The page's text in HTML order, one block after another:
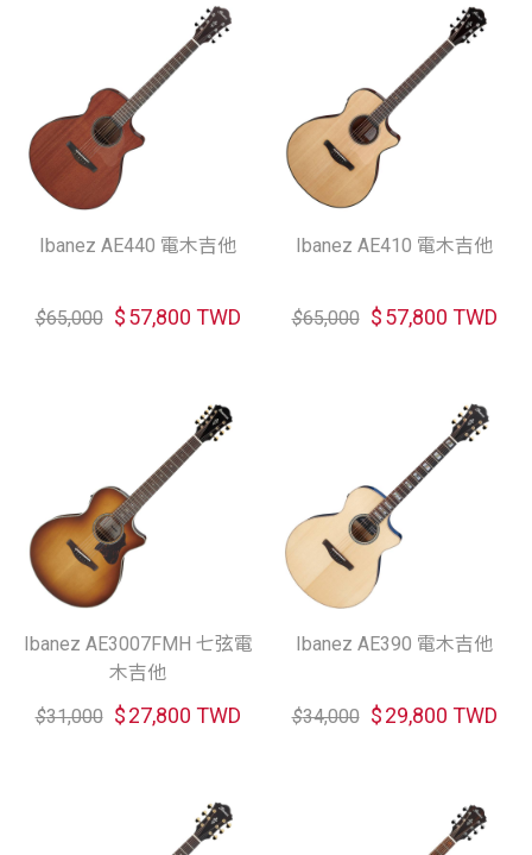
Ibanez AE440 電木吉他
$65,000 $57,800 TWD
Ibanez AE410 電木吉他
$65,000 $57,800 TWD
Ibanez AE3007FMH 七弦電
木吉他
$31,000 $27,800 TWD
Ibanez AE390 電木吉他
$34,000 $29,800 TWD